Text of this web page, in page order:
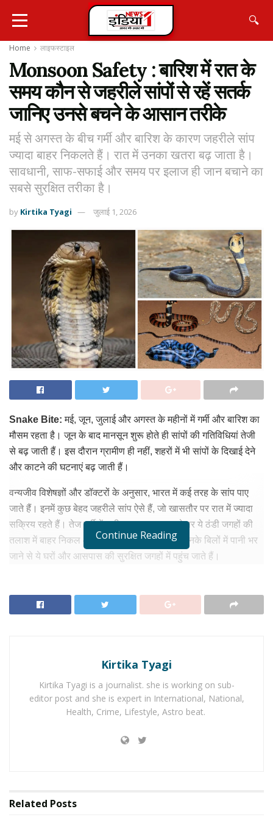
🔍
Home लाइफस्टाइल
Monsoon Safety : बारिश में रात के
समय कौन से जहरीले सांपों से रहें सतर्क
जानिए उनसे बचने के आसान तरीके
मई से अगस्त के बीच गर्मी और बारिश के कारण जहरीले सांप
ज्यादा बाहर निकलते हैं। रात में उनका खतरा बढ़ जाता है।
सावधानी, साफ-सफाई और समय पर इलाज ही जान बचाने का
सबसे सुरक्षित तरीका है।
by Kirtika Tyagi जुलाई 1, 2026
Snake Bite:मई, जून, जुलाई और अगस्त के महीनों में गर्मी और बारिश का
मौसम रहता है। जून के बाद मानसून शुरू होते ही सांपों की गतिविधियां तेजी
से बढ़ जाती हैं। इस दौरान ग्रामीण ही नहीं, शहरों में भी सांपों के दिखाई देने
और काटने की घटनाएं बढ़ जाती हैं।
वन्यजीव विशेषज्ञों और डॉक्टरों के अनुसार, भारत में कई तरह के सांप पाए
जाते हैं। इनमें कुछ बेहद जहरीले सांप ऐसे हैं, जो खासतौर पर रात में ज्यादा
सक्रिय रहते हैं। तेज गर्मी में जमीन का तापमान बढ़ने पर ये ठंडी जगहों की
तलाश में बाहर निकल आते हैं। वहीं, बारिश के दौरान इनके बिलों में पानी भर
जाने से ये घरों और आसपास की सुरक्षित जगहों में पहुंच जाते हैं।
Monsoon safety : साफ़ रहेगा साइड मिरर दिखेगा बिल्कुल
ये पांच सांप सबसे ज्यादा खतरनाक
कॉमन करैत
रहता है और रात में शिकार की तलाश में निकलता है। कई बार यह घरों के
Continue Reading
Kirtika Tyagi
Kirtika Tyagi is a journalist. she is working on sub-
editor post and she is expert in International, National,
Health, Crime, Lifestyle, Astro beat.
Related Posts